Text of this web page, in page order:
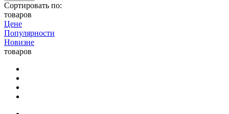
Сортировать по:
товаров
Цене
Популярности
Новизне
товаров